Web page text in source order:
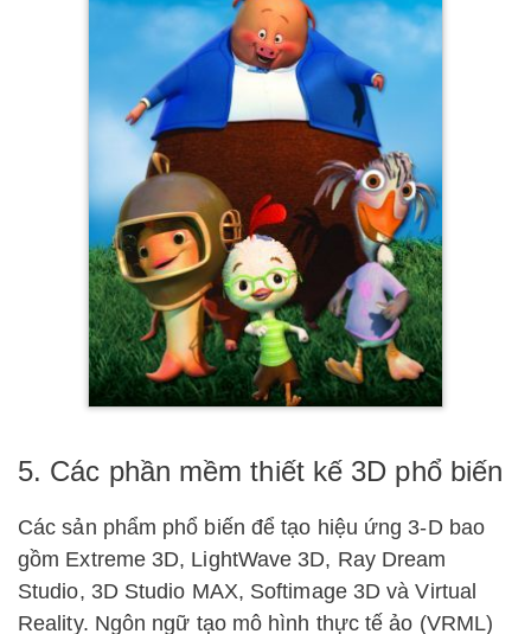
5. Các phần mềm thiết kế 3D phổ biến
Các sản phẩm phổ biến để tạo hiệu ứng 3-D bao
gồm Extreme 3D, LightWave 3D, Ray Dream
Studio, 3D Studio MAX, Softimage 3D và Virtual
Reality. Ngôn ngữ tạo mô hình thực tế ảo (VRML)